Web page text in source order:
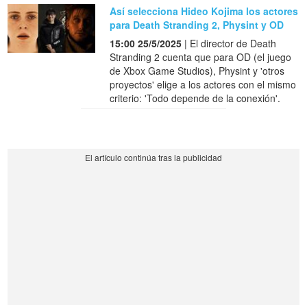
Así selecciona Hideo Kojima los actores
para Death Stranding 2, Physint y OD
15:00 25/5/2025 | El director de Death
Stranding 2 cuenta que para OD (el juego
de Xbox Game Studios), Physint y 'otros
proyectos' elige a los actores con el mismo
criterio: 'Todo depende de la conexión'.